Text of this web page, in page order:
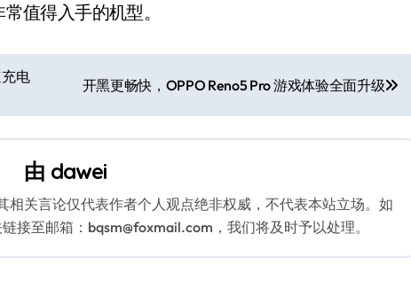
值得入手的机型。
电
开黑更畅快，OPPO Reno5 Pro 游戏体验全面升级
由 dawei
关言论仅代表作者个人观点绝非权威，不代表本站立场。如
接至邮箱：bqsm@foxmail.com，我们将及时予以处理。